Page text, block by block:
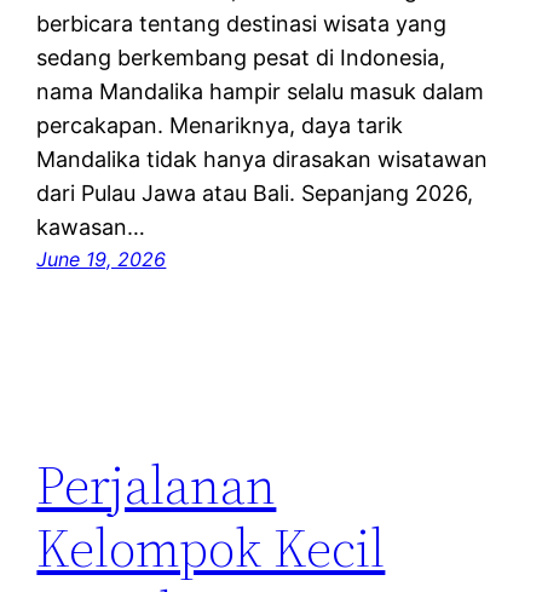
berbicara tentang destinasi wisata yang
sedang berkembang pesat di Indonesia,
nama Mandalika hampir selalu masuk dalam
percakapan. Menariknya, daya tarik
Mandalika tidak hanya dirasakan wisatawan
dari Pulau Jawa atau Bali. Sepanjang 2026,
kawasan…
June 19, 2026
Perjalanan
Kelompok Kecil